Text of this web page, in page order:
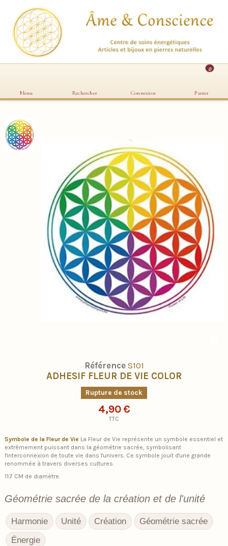
Menu Rechercher Connexion
0
Panier
Référence S101
ADHESIF FLEUR DE VIE COLOR
Rupture de stock
4,90 €
TTC
Symbole de la Fleur de Vie La Fleur de Vie représente un symbole essentiel et
extrêmement puissant dans la géométrie sacrée, symbolisant
l'interconnexion de toute vie dans l'univers. Ce symbole jouit d'une grande
renommée à travers diverses cultures.
11.7 CM de diamètre.
Géométrie sacrée de la création et de l'unité
Harmonie Unité Création
Géométrie sacrée
Énergie